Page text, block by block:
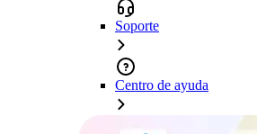
Soporte
Centro de ayuda